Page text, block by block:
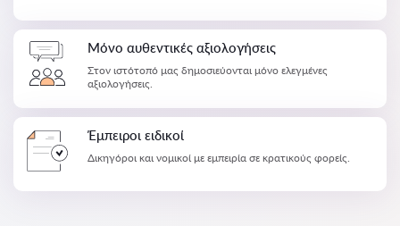
Μόνο αυθεντικές αξιολογήσεις
Στον ιστότοπό μας δημοσιεύονται μόνο ελεγμένες
αξιολογήσεις.
Έμπειροι ειδικοί
Δικηγόροι και νομικοί με εμπειρία σε κρατικούς φορείς.